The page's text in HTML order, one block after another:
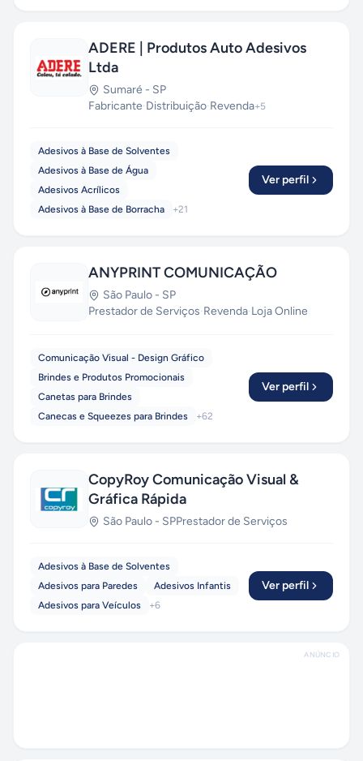
ADERE | Produtos Auto Adesivos
Ltda
Sumaré - SP
Fabricante·Distribuição·Revenda+5
Adesivos à Base de Solventes
Adesivos à Base de Água
Adesivos Acrílicos
Adesivos à Base de Borracha
+21
Ver perfil
ANYPRINT COMUNICAÇÃO
São Paulo - SP
Prestador de Serviços·Revenda·Loja Online
Comunicação Visual - Design Gráfico
Brindes e Produtos Promocionais
Canetas para Brindes
Canecas e Squeezes para Brindes
+62
Ver perfil
CopyRoy Comunicação Visual &
Gráfica Rápida
São Paulo - SPPrestador de Serviços
Adesivos à Base de Solventes
Adesivos para Paredes
Adesivos Infantis
Adesivos para Veículos
+6
Ver perfil
ANÚNCIO